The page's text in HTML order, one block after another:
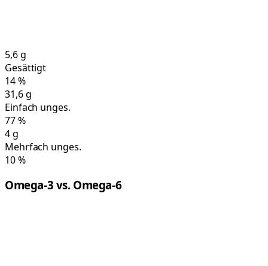
5,6g
Gesättigt
14%
31,6g
Einfach unges.
77%
4g
Mehrfach unges.
10%
Omega-3 vs. Omega-6